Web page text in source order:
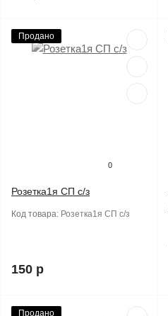
Продано
0
Розетка1я СП с/з
Код товара: Розетка1я СП с/з
150 р
Продано